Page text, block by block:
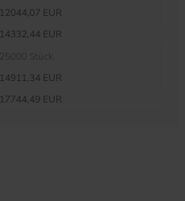
12044,07 EUR
14332,44 EUR
14911,34 EUR
17744,49 EUR